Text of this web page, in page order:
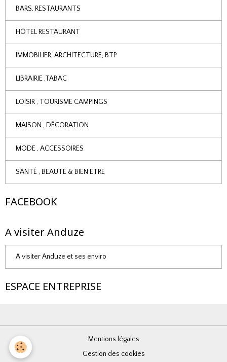
BARS, RESTAURANTS
HÔTEL RESTAURANT
IMMOBILIER, ARCHITECTURE, BTP
LIBRAIRIE ,TABAC
LOISIR , TOURISME CAMPINGS
MAISON , DÉCORATION
MODE , ACCESSOIRES
SANTÉ , BEAUTÉ & BIEN ETRE
FACEBOOK
A visiter Anduze
A visiter Anduze et ses enviro
ESPACE ENTREPRISE
Mentions légales
Gestion des cookies